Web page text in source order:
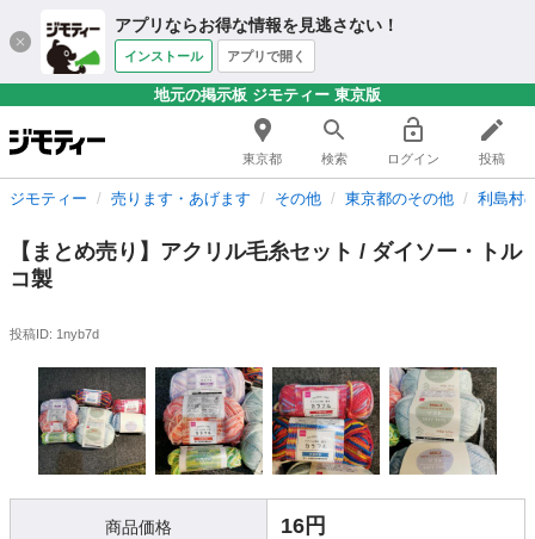
アプリならお得な情報を見逃さない！
インストール アプリで開く
地元の掲示板 ジモティー 東京版
東京都 検索 ログイン 投稿
ジモティー 売ります・あげます その他 東京都のその他 利島村
​【まとめ売り】アクリル毛糸セット / ダイソー・トル
コ製
投稿ID: 1nyb7d
商品価格 16円